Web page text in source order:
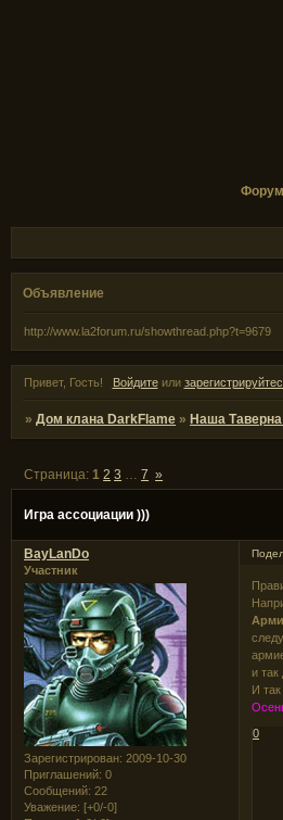
Форум
Объявление
http://www.la2forum.ru/showthread.php?t=9679
Привет, Гость! Войдитеили
»Дом клана DarkFlame »Наша
Игра ассоциации )))
Страница:1 2 3 … 7 »
BayLanDo
Участник
Зарегистрирован: 2009-10-30
Приглашений: 0
Сообщений: 22
Уважение: [+0/-0]
и так
И
0